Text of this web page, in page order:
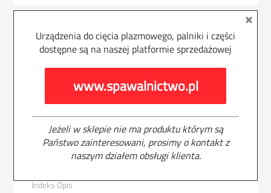
Szybkie i łatwe ustawienie do cięcia dokładnych okręgów o
średnicy do 70 cm. Opcjonalnie używane jako ograniczniki
zbliżenia przy ukosowaniu i cięciu prostym.
Indeks Opis
Urządzenia do cięcia plazmowego, palniki i części
dostępne są na naszej platformie sprzedażowej
www.spawalnictwo.pl
Jeżeli w sklepie nie ma produktu którym są
Państwo zainteresowani, prosimy o kontakt z
naszym działem obsługi klienta.